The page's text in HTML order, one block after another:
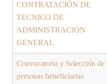
CONTRATACIÓN DE
TECNICO DE
ADMINISTRACION
GENERAL
Convocatoria y Selección de
personas beneficiarias